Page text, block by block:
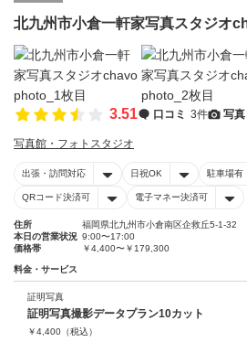
北九州市小倉一軒家写真スタジオ
3.51 口コミ 3件 写真
写真館・フォトスタジオ
出張・訪問対応 日祝OK 駐車場有
QRコード決済可 電子マネー決済可
住所
福岡県北九州市小倉南区企救丘5-1-32
本日の営業状況 9:00〜17:00
価格帯
￥4,400〜￥179,300
料金・サービス
証明写真
証明写真撮影データプラン10カット
￥4,400 （税込）